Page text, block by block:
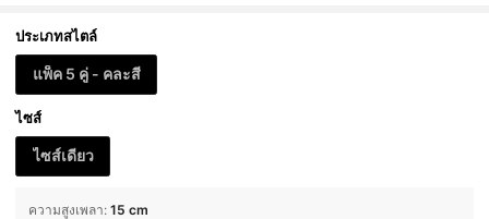
ประเภทสไตล์
แพ็ค 5 คู่ - คละสี
ไซส์
ไซส์เดียว
ความสูงเพลา: 15 cm